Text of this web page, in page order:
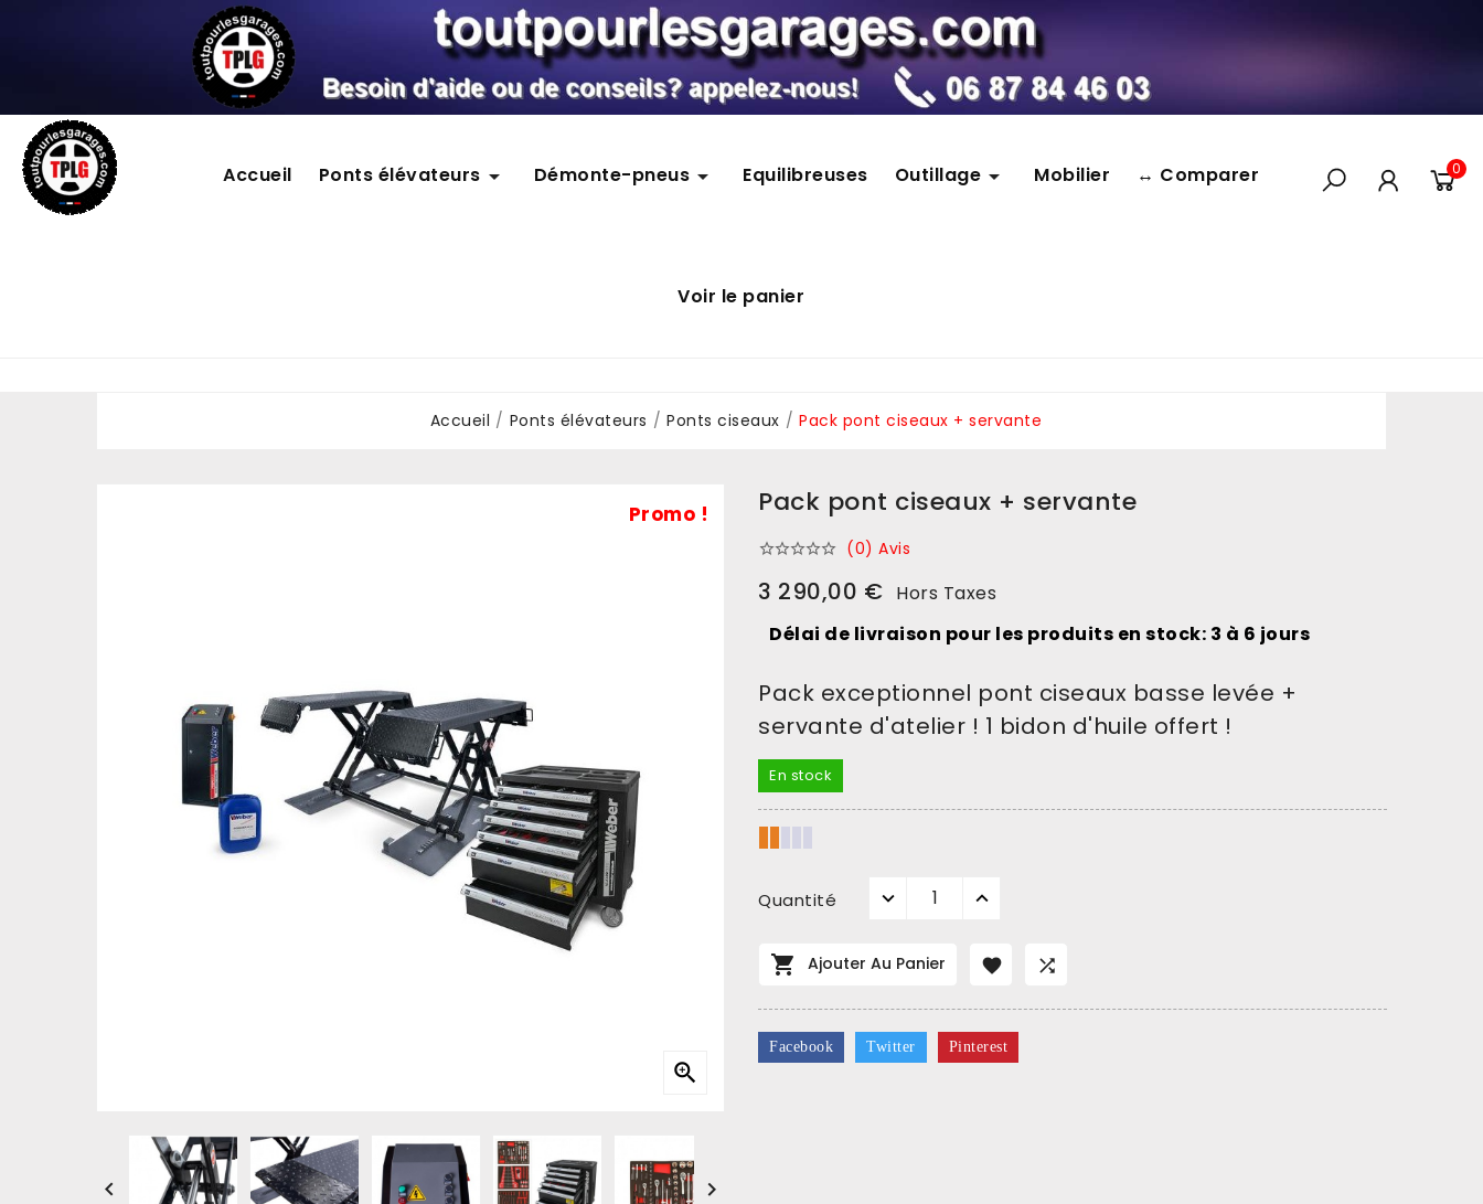
Accueil Ponts élévateurs  Démonte-pneus  Equilibreuses Outillage  Mobilier ↔ Comparer
Voir le panier
0
Accueil Ponts élévateurs Ponts ciseaux Pack pont ciseaux + servante
Promo !

 
Pack pont ciseaux + servante
 (0) Avis
3 290,00 € Hors Taxes
Délai de livraison pour les produits en stock: 3 à 6 jours
Pack exceptionnel pont ciseaux basse levée +
servante d'atelier ! 1 bidon d'huile offert !
En stock
Quantité
 Ajouter Au Panier  
Facebook Twitter Pinterest